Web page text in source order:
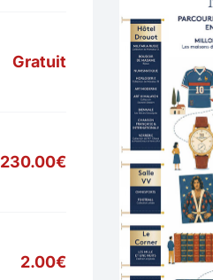
Gratuit
230.00€
2.00€